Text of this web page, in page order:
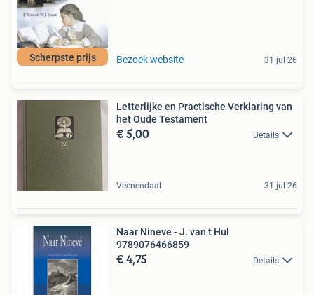
Scherpste prijs Bezoek website 31 jul 26
Letterlijke en Practische Verklaring van
het Oude Testament
€ 5,00 Details
Veenendaal 31 jul 26
Naar Nineve - J. van t Hul
9789076466859
€ 4,75 Details